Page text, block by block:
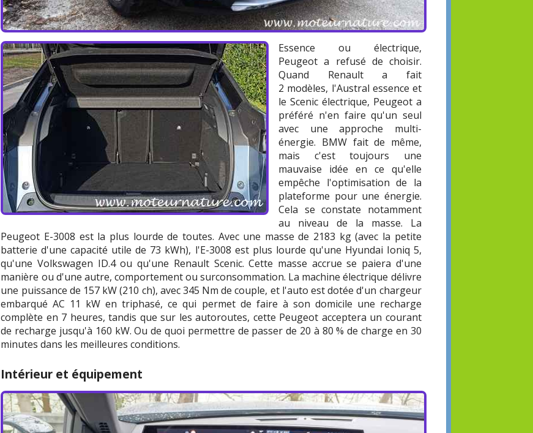
Essence ou électrique,
Peugeot a refusé de choisir.
Quand Renault a fait
2 modèles, l'Austral essence et
le Scenic électrique, Peugeot a
préféré n'en faire qu'un seul
avec une approche multi-
énergie. BMW fait de même,
mais c'est toujours une
mauvaise idée en ce qu'elle
empêche l'optimisation de la
plateforme pour une énergie.
Cela se constate notamment
au niveau de la masse. La
Peugeot E-3008 est la plus lourde de toutes. Avec une masse de 2183 kg (avec la petite
batterie d'une capacité utile de 73 kWh), l'E-3008 est plus lourde qu'une Hyundai Ioniq 5,
qu'une Volkswagen ID.4 ou qu'une Renault Scenic. Cette masse accrue se paiera d'une
manière ou d'une autre, comportement ou surconsommation. La machine électrique délivre
une puissance de 157 kW (210 ch), avec 345 Nm de couple, et l'auto est dotée d'un chargeur
embarqué AC 11 kW en triphasé, ce qui permet de faire à son domicile une recharge
complète en 7 heures, tandis que sur les autoroutes, cette Peugeot acceptera un courant
de recharge jusqu'à 160 kW. Ou de quoi permettre de passer de 20 à 80 % de charge en 30
minutes dans les meilleures conditions.
Intérieur et équipement